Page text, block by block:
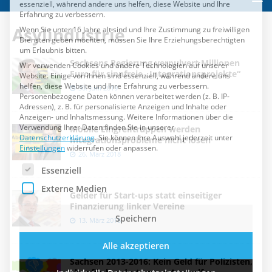
Asylindustrie
Sachsens Regierung verpulvert Millionen
Euro für sinnfreie „Integrationsprojekte“
30. Juni 2019
Mobile Eingreiftruppen werden
Integrationsprobleme nicht lösen
26. März 2018
Gelder für Start-ups statt einseitiger
Finanzierung linker Vereine
13. März 2018
Sachsen 2013-2016: Kein Geld für Polizisten,
Essenziell
Externe Medien
Alle akzeptieren
Individuelle Datenschutzeinstellungen
Cookie-Details Datenschutzerklärung